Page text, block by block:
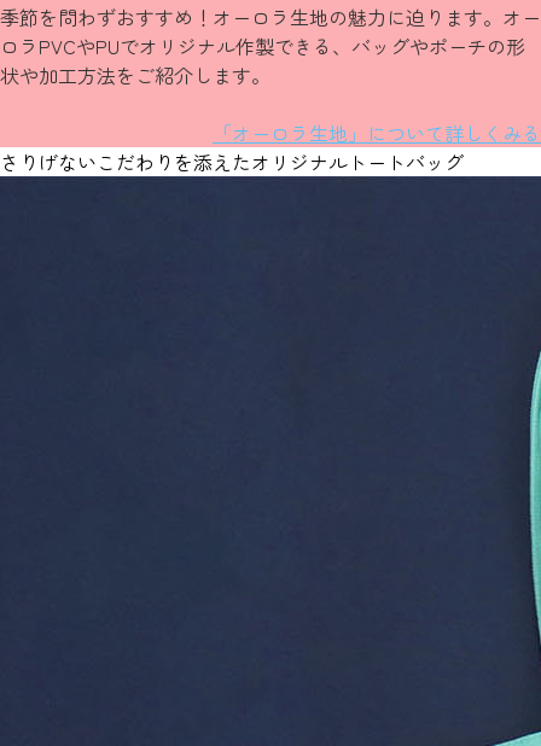
季節を問わずおすすめ！オーロラ生地の魅力に迫ります。オー
ロラPVCやPUでオリジナル作製できる、バッグやポーチの形
状や加工方法をご紹介します。
「オーロラ生地」について詳しくみる
さりげないこだわりを添えたオリジナルトートバッグ